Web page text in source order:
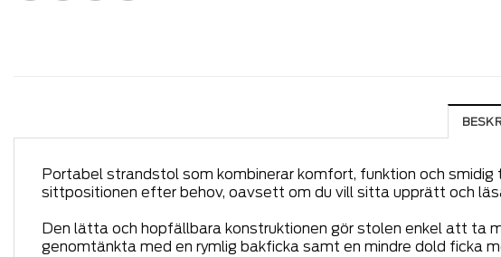
Portabel strandstol som kombinerar komfort, funktion och
sittpositionen efter behov, oavsett om du vill sitta upprätt och
Den lätta och hopfällbara konstruktionen gör stolen enkel att ta
genomtänkta med en rymlig bakficka samt en mindre dold ficka